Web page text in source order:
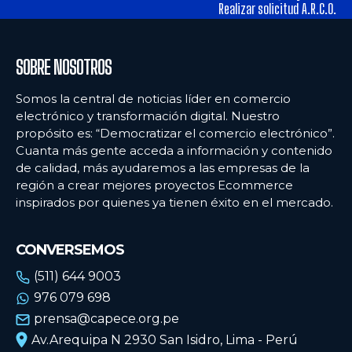
Ecommercenews
PERÚ
ARGENTINA
BOLIVIA
CHILE
ECUADOR
MÉXICO
URUGUAY
VENEZUELA
Ecommercenews
PERÚ
ARGENTINA
BOLIVIA
CHILE
ECUADOR
MÉXICO
URUGUAY
VENEZUELA
Realizar solicitud A.R.C.O.
SOBRE NOSOTROS
Somos la central de noticias líder en comercio
electrónico y transformación digital. Nuestro
propósito es: “Democratizar el comercio electrónico”.
Cuanta más gente acceda a información y contenido
de calidad, más ayudaremos a las empresas de la
región a crear mejores proyectos Ecommerce
inspirados por quienes ya tienen éxito en el mercado.
CONVERSEMOS
(511) 644 9003
976 079 698
prensa@capece.org.pe
Av.Arequipa N 2930 San Isidro, Lima - Perú